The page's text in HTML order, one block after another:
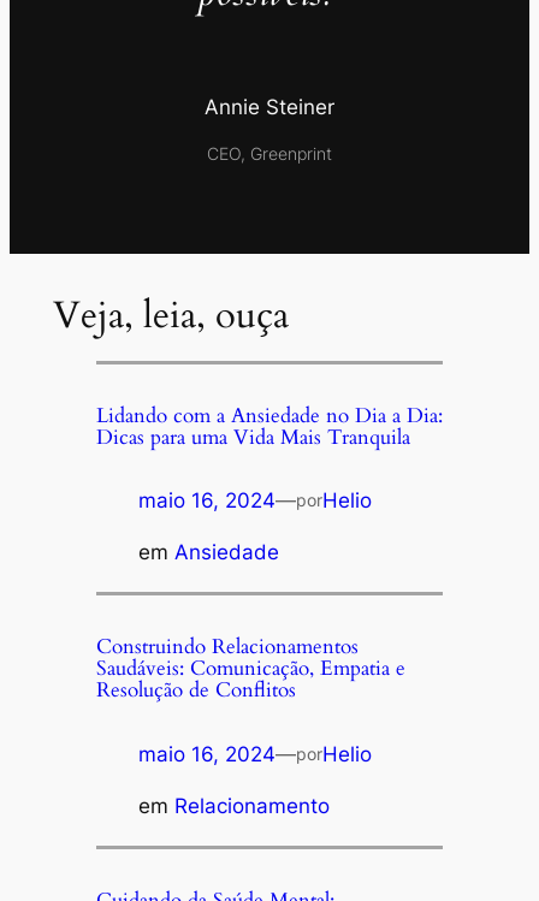
Annie Steiner
CEO, Greenprint
Veja, leia, ouça
Lidando com a Ansiedade no Dia a Dia:
Dicas para uma Vida Mais Tranquila
maio 16, 2024—porHelio
emAnsiedade
Construindo Relacionamentos
Saudáveis: Comunicação, Empatia e
Resolução de Conflitos
maio 16, 2024—porHelio
em Relacionamento